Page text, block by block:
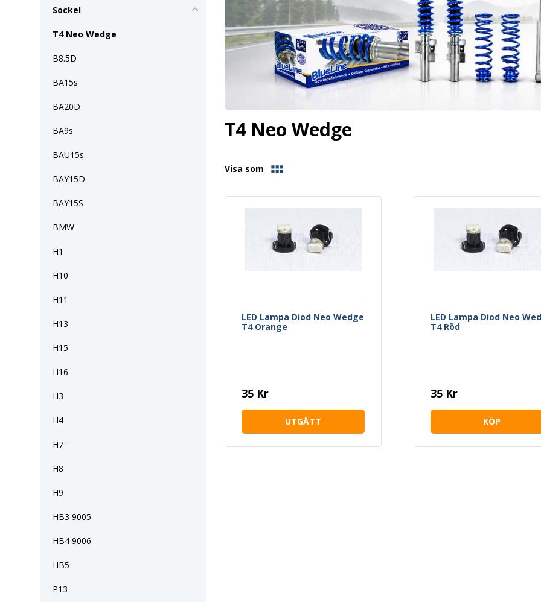
Sockel
T4 Neo Wedge
B8.5D
BA15s
BA20D
BA9s
BAU15s
BAY15D
BAY15S
BMW
H1
H10
H11
H13
H15
H16
H3
H4
H7
H8
H9
HB3 9005
HB4 9006
HB5
P13
T4 Neo Wedge
Visa som
LED Lampa Diod Neo Wedge
T4 Orange
35 Kr
UTGÅTT
LED Lampa Diod Neo
T4 Röd
35 Kr
KÖP